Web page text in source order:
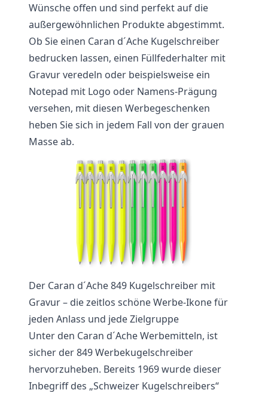
Wünsche offen und sind perfekt auf die
außergewöhnlichen Produkte abgestimmt.
Ob Sie einen Caran d´Ache Kugelschreiber
bedrucken lassen, einen Füllfederhalter mit
Gravur veredeln oder beispielsweise ein
Notepad mit Logo oder Namens-Prägung
versehen, mit diesen Werbegeschenken
heben Sie sich in jedem Fall von der grauen
Masse ab.
Der Caran d´Ache 849 Kugelschreiber mit
Gravur – die zeitlos schöne Werbe-Ikone für
jeden Anlass und jede Zielgruppe
Unter den Caran d´Ache Werbemitteln, ist
sicher der 849 Werbekugelschreiber
hervorzuheben. Bereits 1969 wurde dieser
Inbegriff des „Schweizer Kugelschreibers“